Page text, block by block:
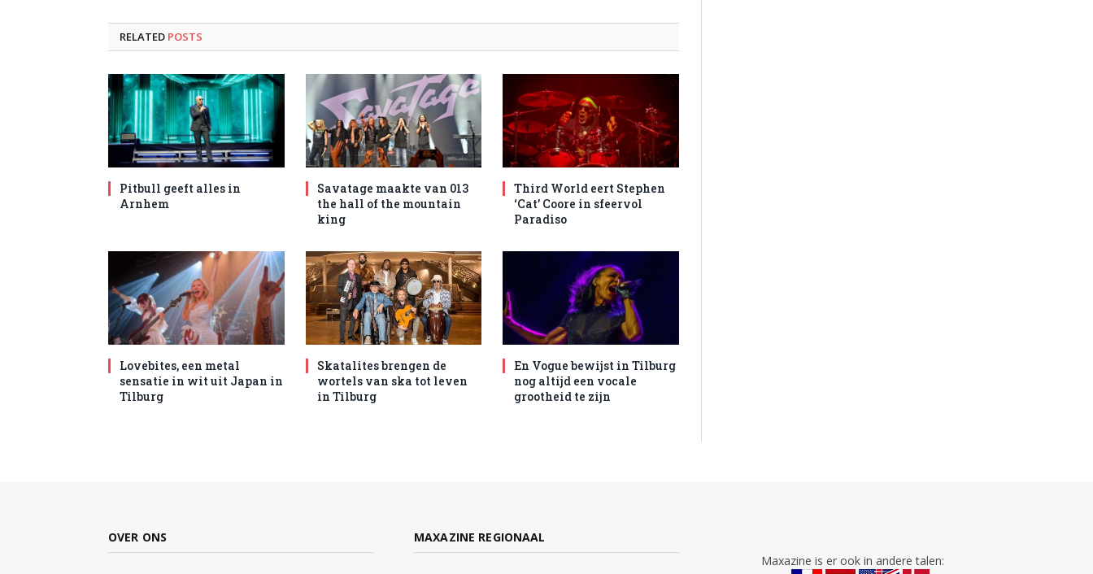
RELATED POSTS
Pitbull geeft alles in
Arnhem
Savatage maakte van 013
the hall of the mountain
king
Third World eert Stephen
‘Cat’ Coore in sfeervol
Paradiso
Lovebites, een metal
sensatie in wit uit Japan in
Tilburg
Skatalites brengen de
wortels van ska tot leven
in Tilburg
En Vogue bewijst in Tilburg
nog altijd een vocale
grootheid te zijn
OVER ONS
MAXAZINE REGIONAAL
Maxazine is er ook in andere talen: